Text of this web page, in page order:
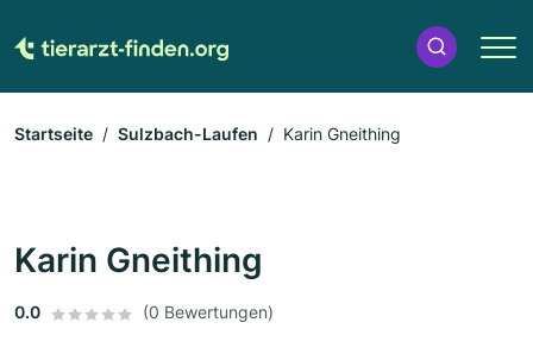
Startseite Sulzbach-Laufen Karin Gneithing
Karin Gneithing
0.0 (0 Bewertungen)